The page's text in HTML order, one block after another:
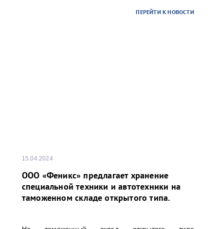
Олеговича. Торжественное открытие
ПЕРЕЙТИ К НОВОСТИ
15.04.2024
ООО «Феникс» предлагает хранение
специальной техники и автотехники на
таможенном складе открытого типа.